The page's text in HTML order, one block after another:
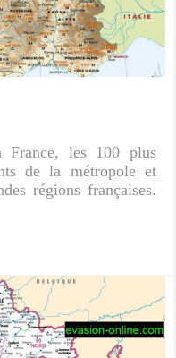
France, les 100 plus
de la métropole et
régions françaises.